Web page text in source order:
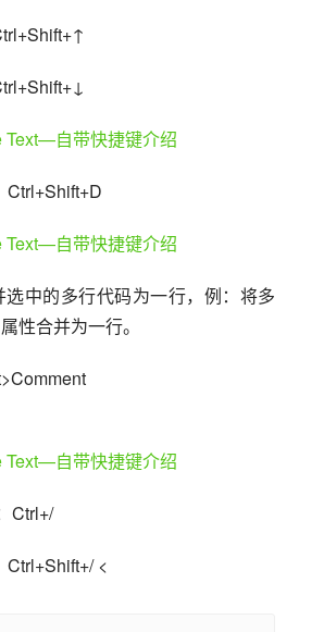
Ctrl+Shift+D
选中的多行代码为一行，例：将多
性合并为一行。
Ctrl+/
：Ctrl+Shift+/ <